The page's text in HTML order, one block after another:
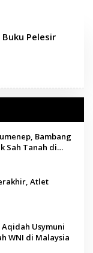
Pelesir
Bambang
Sah Tanah di
Atlet
Usymuni
WNI di Malaysia